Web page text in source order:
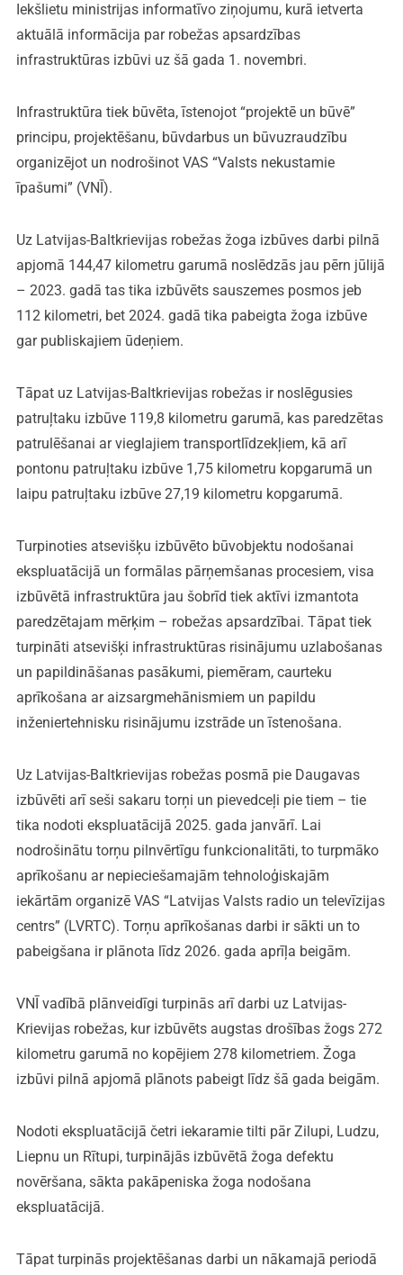
Iekšlietu ministrijas informatīvo ziņojumu, kurā ietverta
aktuālā informācija par robežas apsardzības
infrastruktūras izbūvi uz šā gada 1. novembri.
Infrastruktūra tiek būvēta, īstenojot “projektē un būvē”
principu, projektēšanu, būvdarbus un būvuzraudzību
organizējot un nodrošinot VAS “Valsts nekustamie
īpašumi” (VNĪ).
Uz Latvijas-Baltkrievijas robežas žoga izbūves darbi pilnā
apjomā 144,47 kilometru garumā noslēdzās jau pērn jūlijā
– 2023. gadā tas tika izbūvēts sauszemes posmos jeb
112 kilometri, bet 2024. gadā tika pabeigta žoga izbūve
gar publiskajiem ūdeņiem.
Tāpat uz Latvijas-Baltkrievijas robežas ir noslēgusies
patruļtaku izbūve 119,8 kilometru garumā, kas paredzētas
patrulēšanai ar vieglajiem transportlīdzekļiem, kā arī
pontonu patruļtaku izbūve 1,75 kilometru kopgarumā un
laipu patruļtaku izbūve 27,19 kilometru kopgarumā.
Turpinoties atsevišķu izbūvēto būvobjektu nodošanai
ekspluatācijā un formālas pārņemšanas procesiem, visa
izbūvētā infrastruktūra jau šobrīd tiek aktīvi izmantota
paredzētajam mērķim – robežas apsardzībai. Tāpat tiek
turpināti atsevišķi infrastruktūras risinājumu uzlabošanas
un papildināšanas pasākumi, piemēram, caurteku
aprīkošana ar aizsargmehānismiem un papildu
inženiertehnisku risinājumu izstrāde un īstenošana.
Uz Latvijas-Baltkrievijas robežas posmā pie Daugavas
izbūvēti arī seši sakaru torņi un pievedceļi pie tiem – tie
tika nodoti ekspluatācijā 2025. gada janvārī. Lai
nodrošinātu torņu pilnvērtīgu funkcionalitāti, to turpmāko
aprīkošanu ar nepieciešamajām tehnoloģiskajām
iekārtām organizē VAS “Latvijas Valsts radio un televīzijas
centrs” (LVRTC). Torņu aprīkošanas darbi ir sākti un to
pabeigšana ir plānota līdz 2026. gada aprīļa beigām.
VNĪ vadībā plānveidīgi turpinās arī darbi uz Latvijas-
Krievijas robežas, kur izbūvēts augstas drošības žogs 272
kilometru garumā no kopējiem 278 kilometriem. Žoga
izbūvi pilnā apjomā plānots pabeigt līdz šā gada beigām.
Nodoti ekspluatācijā četri iekaramie tilti pār Zilupi, Ludzu,
Liepnu un Rītupi, turpinājās izbūvētā žoga defektu
novēršana, sākta pakāpeniska žoga nodošana
ekspluatācijā.
Tāpat turpinās projektēšanas darbi un nākamajā periodā